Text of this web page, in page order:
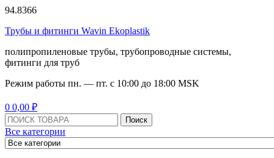
94.8366
Трубы и фитинги Wavin Ekoplastik
полипропиленовые трубы, трубопроводные системы,
фитинги для труб
Режим работы пн. — пт. с 10:00 до 18:00 MSK
0 0,00 ₽
Поиск:
Поиск
Все категории